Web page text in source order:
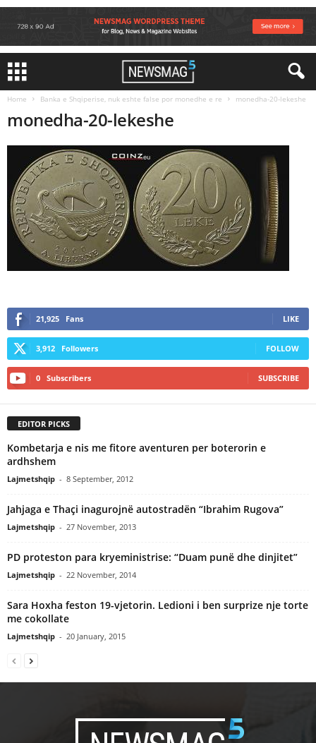
Home Banka e Shqiperise, nuk eshte false por monedhe e re monedha-20-lekeshe
monedha-20-lekeshe
21,925 Fans LIKE
3,912 Followers FOLLOW
0 Subscribers SUBSCRIBE
EDITOR PICKS
Kombetarja e nis me fitore aventuren per boterorin e
ardhshem
Lajmetshqip - 8 September, 2012
Jahjaga e Thaçi inagurojnë autostradën “Ibrahim Rugova”
Lajmetshqip - 27 November, 2013
PD proteston para kryeministrise: “Duam punë dhe dinjitet”
Lajmetshqip - 22 November, 2014
Sara Hoxha feston 19-vjetorin. Ledioni i ben surprize nje torte
me cokollate
Lajmetshqip - 20 January, 2015